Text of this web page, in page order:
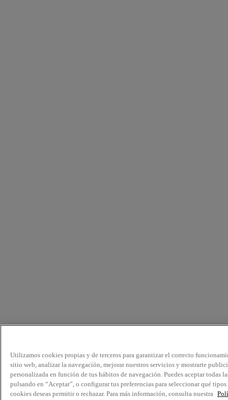
Utilizamos cookies propias y de terceros para garantizar el correcto
sitio web, analizar la navegación, mejorar nuestros servicios y mostrarte
personalizada en función de tus hábitos de navegación. Puedes aceptar todas
pulsando en “Aceptar”, o configurar tus preferencias para seleccionar qué tipos
cookies deseas permitir o rechazar. Para más información, consulta nuestra